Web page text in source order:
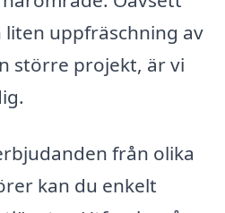
uppfräschning av
större projekt, är vi
från olika
kan du enkelt